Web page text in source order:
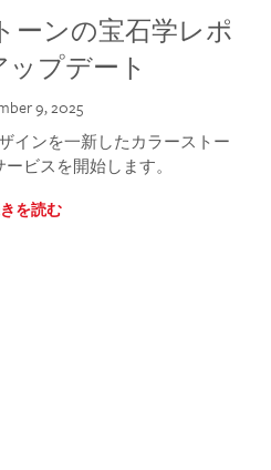
ーンの宝石学レポ
プデート
9, 2025
インを一新したカラーストー
ビスを開始します。
を読む